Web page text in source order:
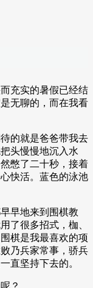
充实的暑假已经结
无聊的，而在我看
的就是爸爸带我去
头慢慢地沉入水
憋了二十秒，接着
快活。蓝色的泳池
早地来到围棋教
了很多招式，枷、
棋是我最喜欢的项
乃兵家常事，骄兵
直坚持下去的。
？